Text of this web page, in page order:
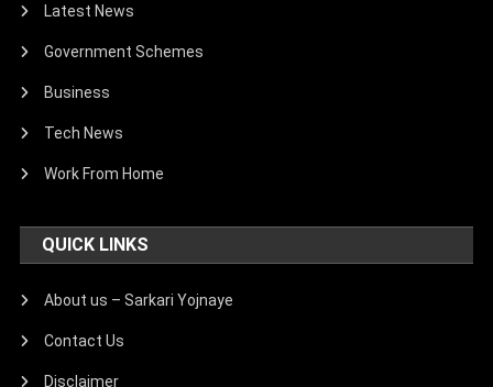
Latest News
Government Schemes
Business
Tech News
Work From Home
QUICK LINKS
About us – Sarkari Yojnaye
Contact Us
Disclaimer